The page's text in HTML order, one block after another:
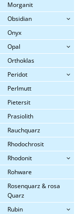
Morganit
Obsidian
Onyx
Opal
Orthoklas
Peridot
Perlmutt
Pietersit
Prasiolith
Rauchquarz
Rhodochrosit
Rhodonit
Rohware
Rosenquarz & rosa
Quarz
Rubin